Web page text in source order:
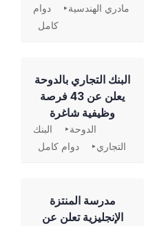
مادري الهندسية
دوام
كامل
‏البنك التجاري بالدوحة
يعلن عن 43 فرصة
وظيفية شاغرة
الدوحة
البنك
التجاري
دوام كامل
مدرسة المنتزة
الإنجليزية تعلن عن